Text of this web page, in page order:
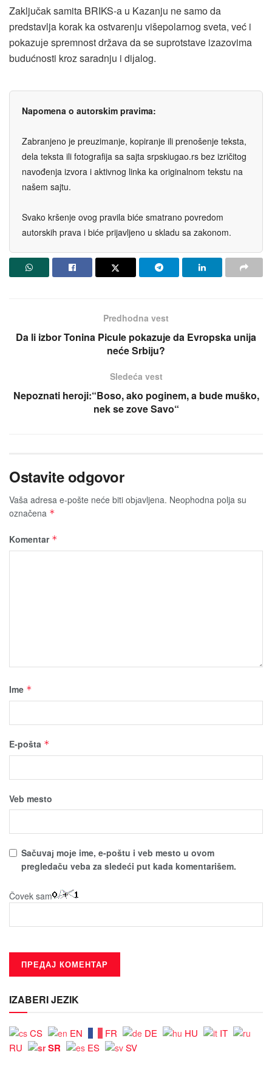
Zaključak samita BRIKS-a u Kazanju ne samo da
predstavlja korak ka ostvarenju višepolarnog sveta, već i
pokazuјe spremnost država da se suprotstave izazovima
budućnosti kroz saradnju i diјalog.
Napomena o autorskim pravima:
Zabranjeno je preuzimanje, kopiranje ili prenošenje teksta,
dela teksta ili fotografija sa sajta srpskiugao.rs bez izričitog
navođenja izvora i aktivnog linka ka originalnom tekstu na
našem sajtu.
Svako kršenje ovog pravila biće smatrano povredom
autorskih prava i biće prijavljeno u skladu sa zakonom.
Predhodna vest
Da li izbor Tonina Picule pokazuјe da Evropska uniјa
neće Srbiјu?
Sledeća vest
Nepoznati heroјi:“Boso, ako poginem, a bude muško,
nek se zove Savo“
Ostavite odgovor
Vaša adresa e-pošte neće biti obјavljena. Neophodna polja su
označena *
Komentar *
Ime *
E-pošta *
Veb mesto
Sačuvaј moјe ime, e-poštu i veb mesto u ovom
pregledaču veba za sledeći put kada komentarišem.
Čovek sam
IZABERI JEZIK
CS EN FR DE HU
IT
RU
SR ES SV